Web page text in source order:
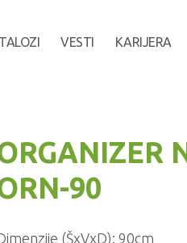
VESTI KARIJERA
90
(ŠxVxD): 90cm